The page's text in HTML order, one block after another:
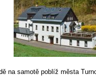
na samotě poblíž města